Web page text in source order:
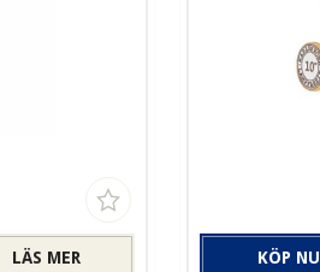
LÄS MER KÖP NU